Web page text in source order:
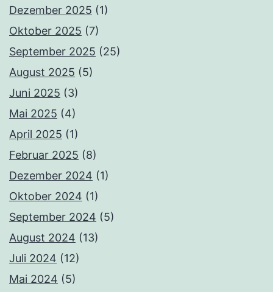
Dezember 2025 (1)
Oktober 2025 (7)
September 2025 (25)
August 2025 (5)
Juni 2025 (3)
Mai 2025 (4)
April 2025 (1)
Februar 2025 (8)
Dezember 2024 (1)
Oktober 2024 (1)
September 2024 (5)
August 2024 (13)
Juli 2024 (12)
Mai 2024 (5)